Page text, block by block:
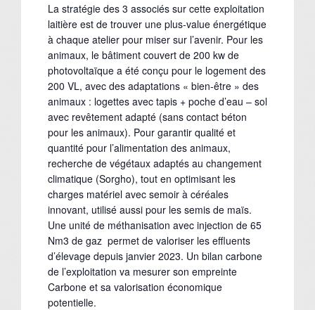
La stratégie des 3 associés sur cette exploitation
laitière est de trouver une plus-value énergétique
à chaque atelier pour miser sur l’avenir. Pour les
animaux, le bâtiment couvert de 200 kw de
photovoltaïque a été conçu pour le logement des
200 VL, avec des adaptations « bien-être » des
animaux : logettes avec tapis + poche d’eau – sol
avec revêtement adapté (sans contact béton
pour les animaux). Pour garantir qualité et
quantité pour l’alimentation des animaux,
recherche de végétaux adaptés au changement
climatique (Sorgho), tout en optimisant les
charges matériel avec semoir à céréales
innovant, utilisé aussi pour les semis de maïs.
Une unité de méthanisation avec injection de 65
Nm3 de gaz permet de valoriser les effluents
d’élevage depuis janvier 2023. Un bilan carbone
de l’exploitation va mesurer son empreinte
Carbone et sa valorisation économique
potentielle.